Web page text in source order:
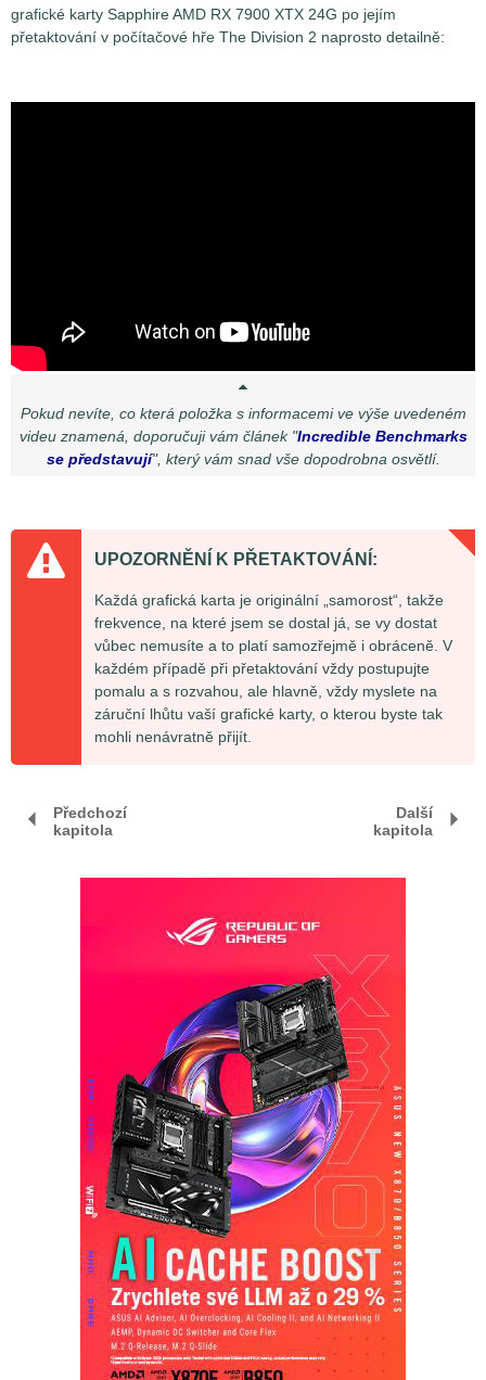
grafické karty Sapphire AMD RX 7900 XTX 24G po jejím
přetaktování v počítačové hře The Division 2 naprosto detailně:
Pokud nevíte, co která položka s informacemi ve výše uvedeném
videu znamená, doporučuji vám článek "Incredible Benchmarks
se představují", který vám snad vše dopodrobna osvětlí.
UPOZORNĚNÍ K PŘETAKTOVÁNÍ:
Každá grafická karta je originální „samorost“, takže
frekvence, na které jsem se dostal já, se vy dostat
vůbec nemusíte a to platí samozřejmě i obráceně. V
každém případě při přetaktování vždy postupujte
pomalu a s rozvahou, ale hlavně, vždy myslete na
záruční lhůtu vaší grafické karty, o kterou byste tak
mohli nenávratně přijít.
Předchozí
kapitola
Další
kapitola